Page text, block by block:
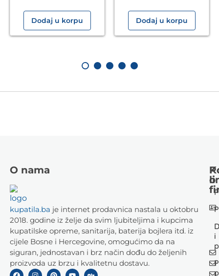
Dodaj u korpu Dodaj u korpu
O nama
kupatila.ba je internet prodavnica nastala u oktobru
2018. godine iz želje da svim ljubiteljima i kupcima
kupatilske opreme, sanitarija, baterija bojlera itd. iz
cijele Bosne i Hercegovine, omogućimo da na
siguran, jednostavan i brz način dođu do željenih
proizvoda uz brzu i kvalitetnu dostavu.
i
o